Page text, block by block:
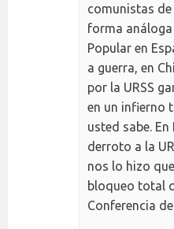
comunistas
forma
Popular en
a guerra, en
por la URSS
en un infierno
usted sabe.
derroto a la
nos lo hizo
bloqueo total
Conferencia